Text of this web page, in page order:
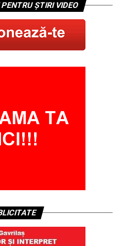
ȘTIRI VIDEO